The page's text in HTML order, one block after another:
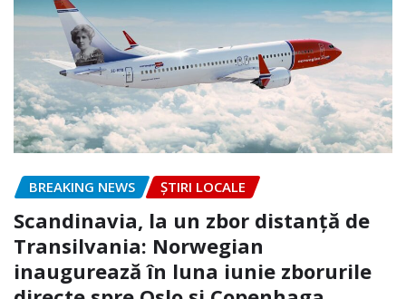
BREAKING NEWS ȘTIRI LOCALE
Scandinavia, la un zbor distanță de
Transilvania: Norwegian
inaugurează în luna iunie zborurile